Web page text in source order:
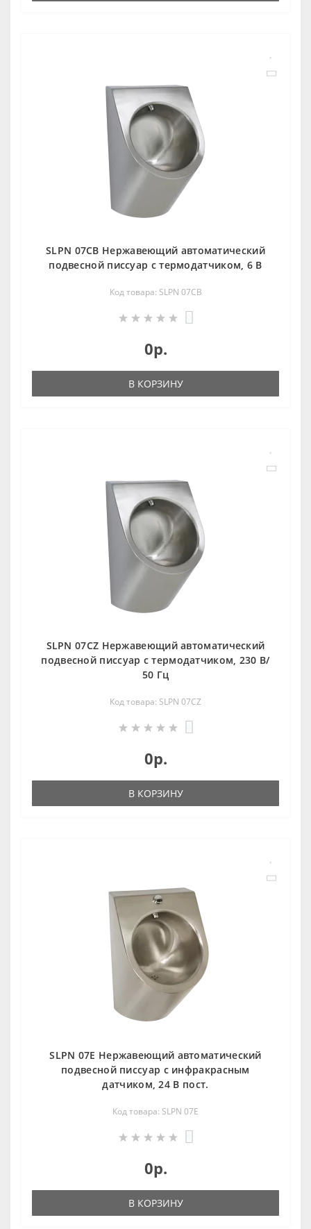
SLPN 07CB Нержавеющий автоматический
подвесной писсуар с термодатчиком, 6 В
Код товара: SLPN 07CB
0р.
В КОРЗИНУ
SLPN 07CZ Нержавеющий автоматический
подвесной писсуар с термодатчиком, 230 В/
50 Гц
Код товара: SLPN 07CZ
0р.
В КОРЗИНУ
SLPN 07E Нержавеющий автоматический
подвесной писсуар с инфракрасным
датчиком, 24 В пост.
Код товара: SLPN 07E
0р.
В КОРЗИНУ